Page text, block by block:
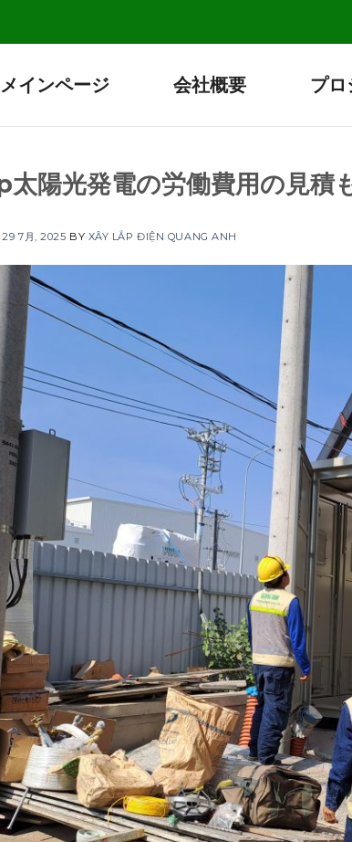
メインページ 会社概要 プロ
太陽光発電の労働費用の見積
29 7月, 2025 BY XÂY LẮP ĐIỆN QUANG ANH